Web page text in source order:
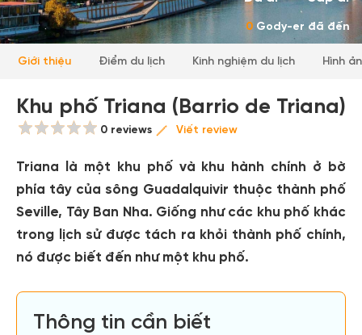
0 Gody-er đã đến
Giới thiệu Điểm du lịch Kinh nghiệm du lịch Hình
Khu phố Triana (Barrio de Triana)
0 reviews Viết review
Triana là một khu phố và khu hành chính ở bờ
phía tây của sông Guadalquivir thuộc thành phố
Seville, Tây Ban Nha. Giống như các khu phố khác
trong lịch sử được tách ra khỏi thành phố chính,
nó được biết đến như một khu phố.
Thông tin cần biết